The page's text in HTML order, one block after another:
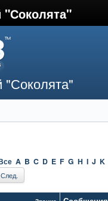
A B C D E F G H I J K
След.